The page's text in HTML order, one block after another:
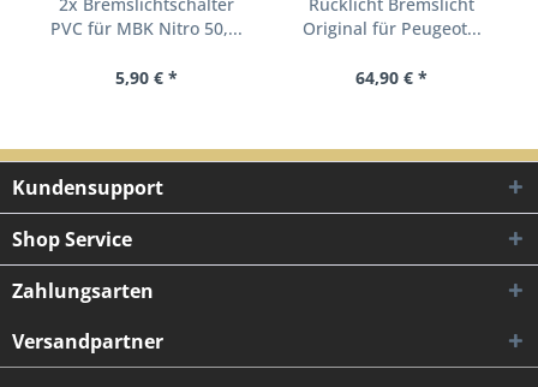
PVC für MBK Nitro 50,...
5,90 € *
Original für Peugeot...
64,90 € *
Kundensupport
Shop Service
Zahlungsarten
Versandpartner